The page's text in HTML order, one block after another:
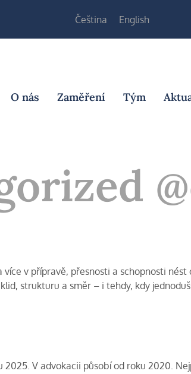
Čeština English
O nás Zaměření Tým
v přípravě, přesnosti a schopnosti
strukturu a směr – i tehdy, kdy
V advokacii působí od roku 2020.